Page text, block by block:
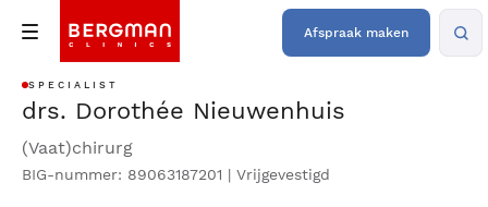
Afspraak maken
SPECIALIST
drs. Dorothée Nieuwenhuis
(Vaat)chirurg
BIG-nummer: 89063187201 | Vrijgevestigd